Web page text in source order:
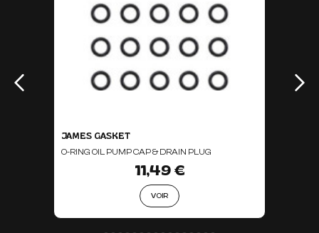
JAMES GASKET
O-RING OIL PUMP CAP & DRAIN PLUG
11,49 €
VOIR